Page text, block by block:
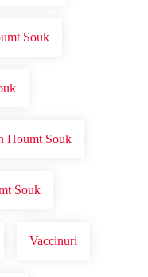
Souk
Houmt Souk
Souk
Vaccinuri